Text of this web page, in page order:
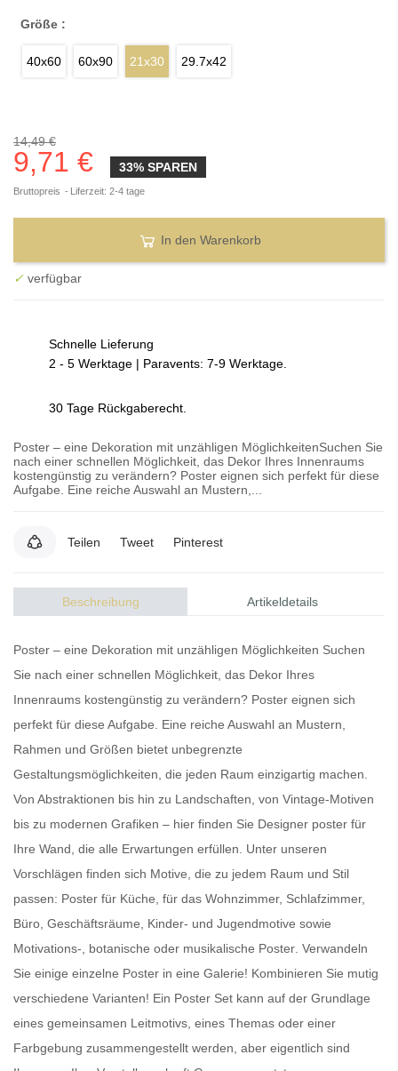
Größe :
40x60 60x90 21x30 29.7x42
14,49 €
9,71 € 33% SPAREN
Bruttopreis Liferzeit: 2-4 tage
In den Warenkorb
✓ verfügbar
Schnelle Lieferung
2 - 5 Werktage | Paravents: 7-9 Werktage.
30 Tage Rückgaberecht.
Poster – eine Dekoration mit unzähligen MöglichkeitenSuchen Sie
nach einer schnellen Möglichkeit, das Dekor Ihres Innenraums
kostengünstig zu verändern? Poster eignen sich perfekt für diese
Aufgabe. Eine reiche Auswahl an Mustern,...
Teilen Tweet Pinterest
Beschreibung Artikeldetails
Poster – eine Dekoration mit unzähligen Möglichkeiten Suchen
Sie nach einer schnellen Möglichkeit, das Dekor Ihres
Innenraums kostengünstig zu verändern? Poster eignen sich
perfekt für diese Aufgabe. Eine reiche Auswahl an Mustern,
Rahmen und Größen bietet unbegrenzte
Gestaltungsmöglichkeiten, die jeden Raum einzigartig machen.
Von Abstraktionen bis hin zu Landschaften, von Vintage-Motiven
bis zu modernen Grafiken – hier finden Sie Designer poster für
Ihre Wand, die alle Erwartungen erfüllen. Unter unseren
Vorschlägen finden sich Motive, die zu jedem Raum und Stil
passen: Poster für Küche, für das Wohnzimmer, Schlafzimmer,
Büro, Geschäftsräume, Kinder- und Jugendmotive sowie
Motivations-, botanische oder musikalische Poster. Verwandeln
Sie einige einzelne Poster in eine Galerie! Kombinieren Sie mutig
verschiedene Varianten! Ein Poster Set kann auf der Grundlage
eines gemeinsamen Leitmotivs, eines Themas oder einer
Farbgebung zusammengestellt werden, aber eigentlich sind